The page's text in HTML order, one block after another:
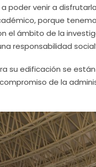
poder venir a
porque
el ámbito de la
responsabilidad
su edificación se
de la